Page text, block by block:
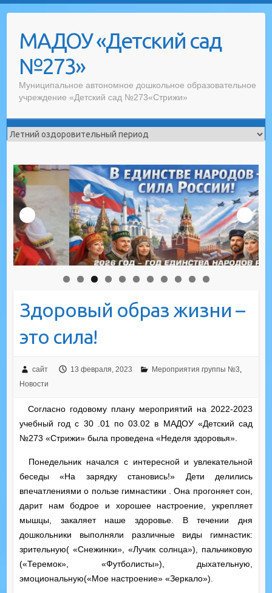
contentМАДОУ «Детский сад
№273»
Муниципальное автономное дошкольное образовательное
учреждение «Детский сад №273«Стрижи»
Здоровый образ жизни –
это сила!
сайт 13 февраля, 2023 Мероприятия группы №3
Новости
Согласно годовому плану мероприятий на 2022-2023
учебный год с 30 .01 по 03.02 в МАДОУ «Детский сад
№273 «Стрижи» была проведена «Неделя здоровья».
Понедельник начался с интересной и увлекательной
беседы «На зарядку становись!» Дети делились
впечатлениями о пользе гимнастики . Она прогоняет сон,
дарит нам бодрое и хорошее настроение, укрепляет
мышцы, закаляет наше здоровье. В течении дня
дошкольники выполняли различные виды гимнастик:
зрительную( «Снежинки», «Лучик солнца»), пальчиковую
(«Теремок», «Футболисты»), дыхательную,
эмоциональную(«Мое настроение» «Зеркало»).